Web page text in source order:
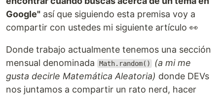
Google" así que siguiendo esta premisa voy a
compartir con ustedes mi siguiente artículo 👀
Donde trabajo actualmente tenemos una sección
mensual denominada
Math.random()
(a mi me
gusta decirle Matemática Aleatoria) donde DEVs
nos juntamos a compartir un rato nerd, hacer